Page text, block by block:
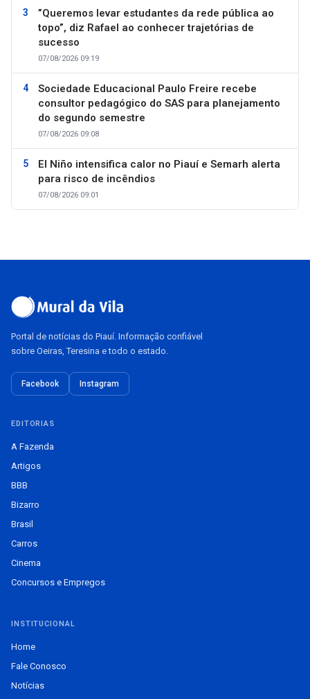
”Queremos levar estudantes da rede pública ao
topo”, diz Rafael ao conhecer trajetórias de
sucesso
07/08/2026 09:19
Sociedade Educacional Paulo Freire recebe
consultor pedagógico do SAS para planejamento
do segundo semestre
07/08/2026 09:08
El Niño intensifica calor no Piauí e Semarh alerta
para risco de incêndios
07/08/2026 09:01
Portal de notícias do Piauí. Informação confiável
sobre Oeiras, Teresina e todo o estado.
Facebook Instagram
EDITORIAS
A Fazenda
Artigos
BBB
Bizarro
Brasil
Carros
Cinema
Concursos e Empregos
INSTITUCIONAL
Home
Fale Conosco
Notícias